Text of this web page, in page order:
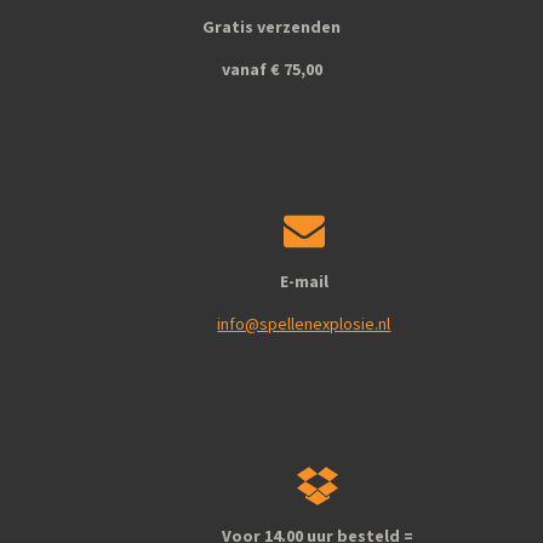
Gratis verzenden
vanaf € 75,00
E-mail
info@spellenexplosie.nl
Voor 14.00 uur besteld =